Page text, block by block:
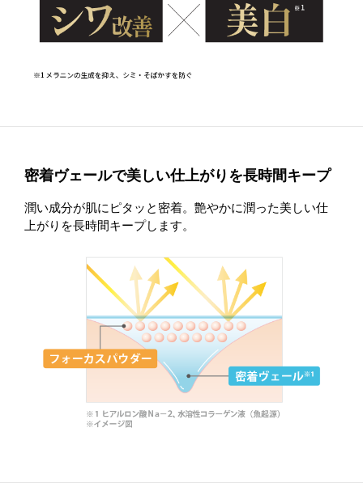
密着ヴェールで美しい仕上がりを長時間キープ
潤い成分が肌にピタッと密着。艶やかに潤った美しい仕
上がりを長時間キープします。